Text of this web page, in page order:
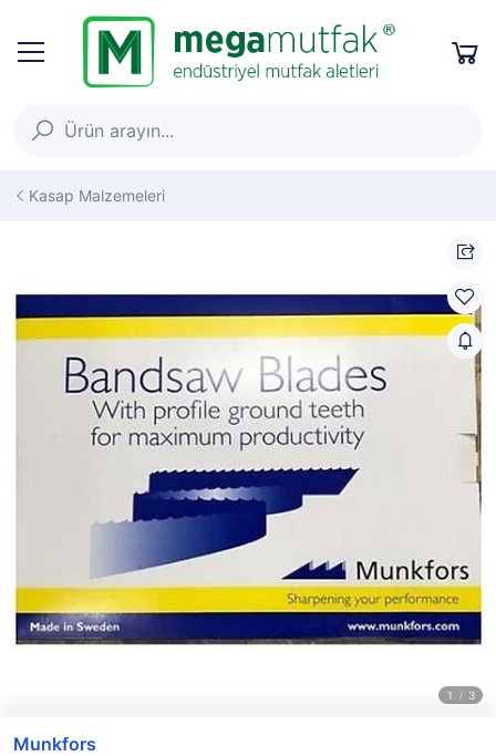
Kasap Malzemeleri
Munkfors